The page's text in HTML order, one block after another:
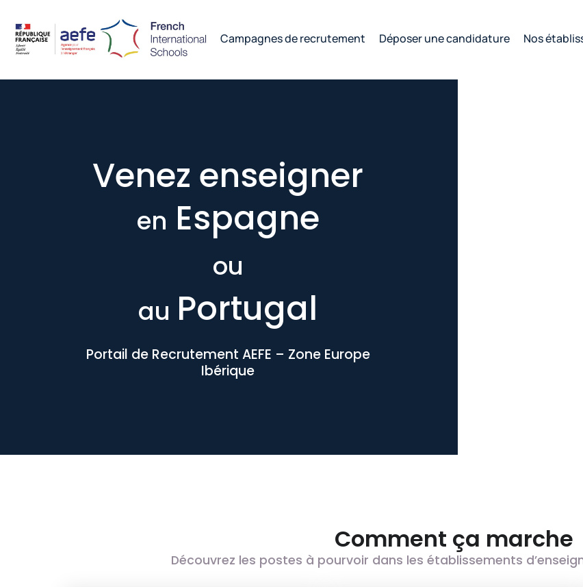
Campagnes de recrutement Déposer une candidature Nos
Venez enseigner
en Espagne
ou
au Portugal
Portail de Recrutement AEFE – Zone Europe
Ibérique
Comment ça marche
Découvrez les postes à pourvoir dans les établissements